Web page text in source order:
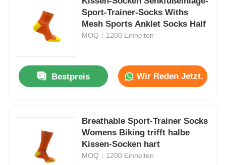
Sport-Trainer-Socks Withs
Mesh Sports Anklet Socks Half
MOQ：1200 Einheiten
Bestpreis Wir Reden Jetzt.
Breathable Sport-Trainer Socks
Womens Biking trifft halbe
Kissen-Socken hart
MOQ：1200 Einheiten